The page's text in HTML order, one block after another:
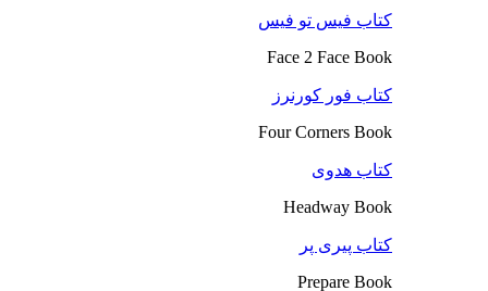
کتاب فیس تو فیس
Face 2 Face Book
کتاب فور کورنرز
Four Corners Book
کتاب هدوی
Headway Book
کتاب پیری پر
Prepare Book